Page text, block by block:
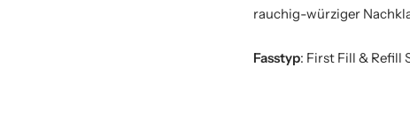
rauchig-würziger
Fasstyp: First Fill & Refill